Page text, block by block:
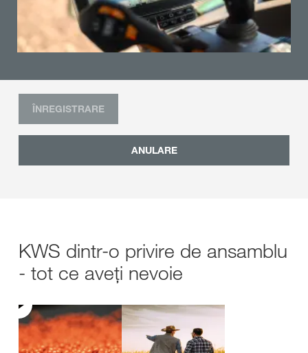
ANULARE
ÎNREGISTRARE
KWS dintr-o privire de ansamblu
- tot ce aveți nevoie